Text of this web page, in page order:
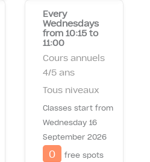
Every
Wednesdays
from 10:15 to
11:00
Cours annuels
4/5 ans
Tous niveaux
Classes start from
Wednesday 16
September 2026
0 free spots